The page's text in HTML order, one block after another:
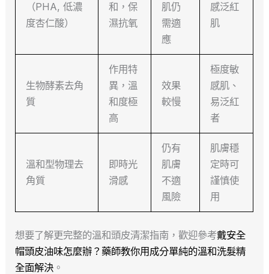
（PHA, 低濃
度杏仁酸）
和，保
濕抗氧
肌仍
需適
應
感泛紅
肌
生物酵素去角
質
作用特
異，溫
和度極
高
效果
較慢
極度敏
感肌、
易泛紅
者
溫和型物理去
角質
即時光
滑感
仍有
肌膚
不適
風險
肌膚穩
定時可
謹慎使
用
想要了解更完整的溫和頭皮清潔指南，歡迎參考戴安全
帽頭皮油味怎麼辦？藥師教你用成分單純的溫和洗髮精
全面解決 。